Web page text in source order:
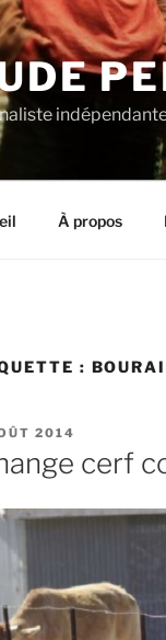
À propos
:
2014
cerf